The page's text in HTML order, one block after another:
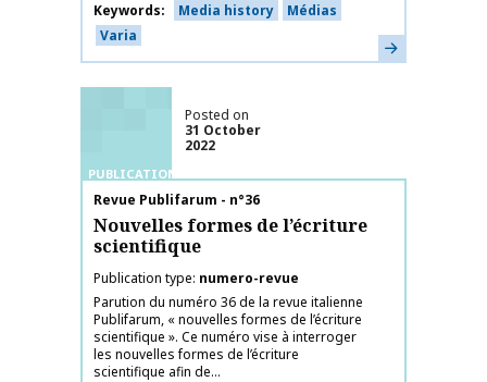
Keywords
Media history
Médias
Varia
Learn more
PUBLICATIONS
Posted on
31 October
2022
Publication name
Revue Publifarum - n°36
Nouvelles formes de l’écriture
scientifique
Publication type numero-revue
Parution du numéro 36 de la revue italienne
Publifarum, « nouvelles formes de l’écriture
scientifique ». Ce numéro vise à interroger
les nouvelles formes de l’écriture
scientifique afin de...